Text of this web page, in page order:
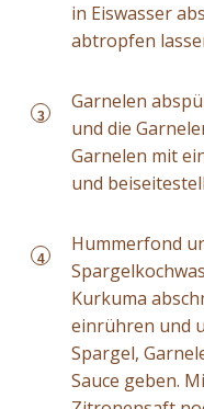
in Eiswasser
abtropfen
3
Garnelen
und die
Garnelen mit
und
4
Hummerfond
Kurkuma
einrühren und
Spargel,
Sauce geben.